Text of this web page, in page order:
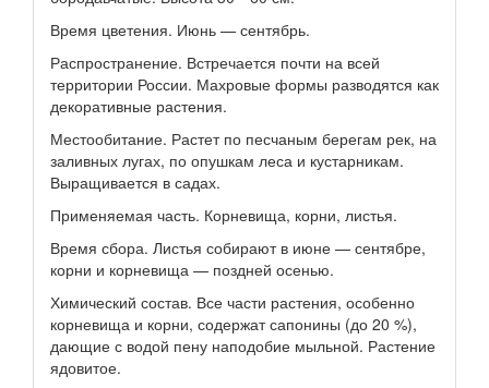
Время цветения. Июнь — сентябрь.
Распространение. Встречается почти на всей
территории России. Махровые формы разводятся как
декоративные растения.
Местообитание. Растет по песчаным берегам рек, на
заливных лугах, по опушкам леса и кустарникам.
Выращивается в садах.
Применяемая часть. Корневища, корни, листья.
Время сбора. Листья собирают в июне — сентябре,
корни и корневища — поздней осенью.
Химический состав. Все части растения, особенно
корневища и корни, содержат сапонины (до 20 %),
дающие с водой пену наподобие мыльной. Растение
ядовитое.